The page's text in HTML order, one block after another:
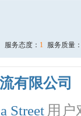
服务态度： 1 服务质量：
有限公司
Street 用户